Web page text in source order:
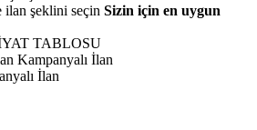
Sizin için en uygun
TABLOSU
Kampanyalı İlan
İlan